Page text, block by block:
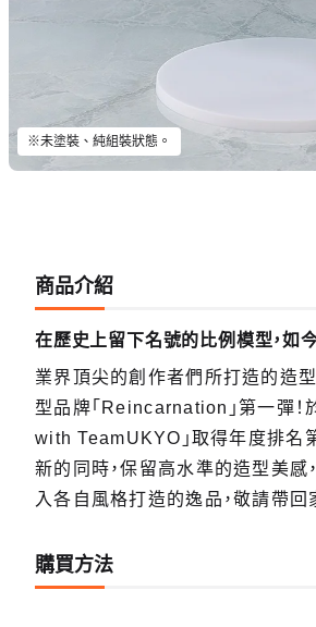
※未塗裝、純組裝狀態。
商品介紹
在歷史上留下名號的比例模型，如
業界頂尖的創作者們所打造的造
型品牌「Reincarnation」第一彈
with TeamUKYO」取得年度排名
新的同時，保留高水準的造型美感
入各自風格打造的逸品，敬請帶
購買方法